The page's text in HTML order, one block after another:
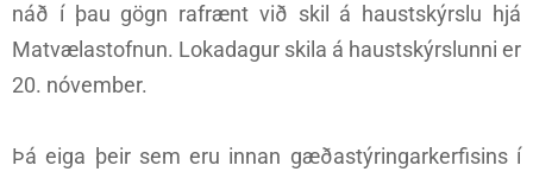
náð í þau gögn rafrænt við skil á haustskýrslu hjá
Matvælastofnun. Lokadagur skila á haustskýrslunni er
20. nóvember.
Þá eiga þeir sem eru innan gæðastýringarkerfisins í